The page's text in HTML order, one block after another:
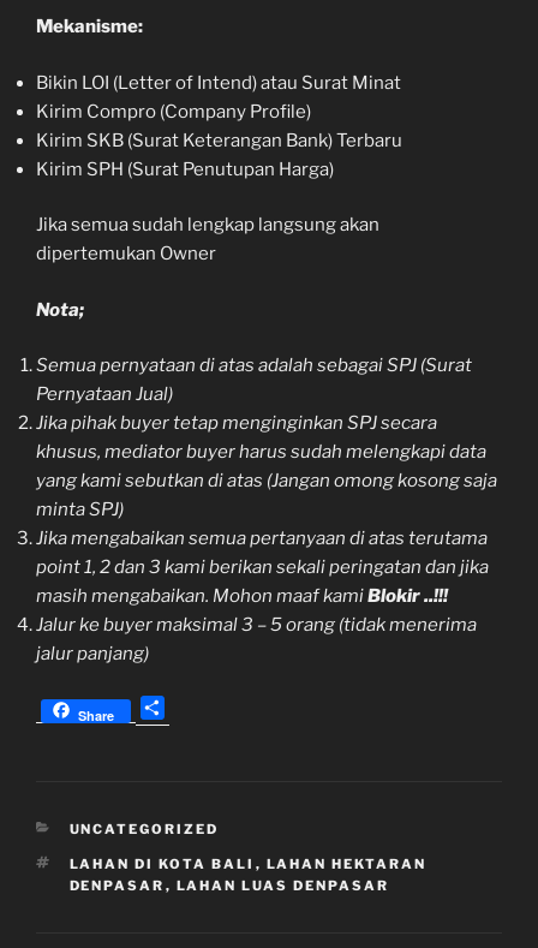
Mekanisme:
Bikin LOI (Letter of Intend) atau Surat Minat
Kirim Compro (Company Profile)
Kirim SKB (Surat Keterangan Bank) Terbaru
Kirim SPH (Surat Penutupan Harga)
Jika semua sudah lengkap langsung akan
dipertemukan Owner
Nota;
Semua pernyataan di atas adalah sebagai SPJ (Surat
Pernyataan Jual)
Jika pihak buyer tetap menginginkan SPJ secara
khusus, mediator buyer harus sudah melengkapi data
yang kami sebutkan di atas (Jangan omong kosong saja
minta SPJ)
Jika mengabaikan semua pertanyaan di atas terutama
point 1, 2 dan 3 kami berikan sekali peringatan dan jika
masih mengabaikan. Mohon maaf kamiBlokir ..!!!
Jalur ke buyer maksimal 3 – 5 orang (tidak menerima
jalur panjang)
Share
h
KATEGORI
UNCATEGORIZED
TAG
LAHAN DI KOTA BALI , LAHAN HEKTARAN
DENPASAR , LAHAN LUAS DENPASAR